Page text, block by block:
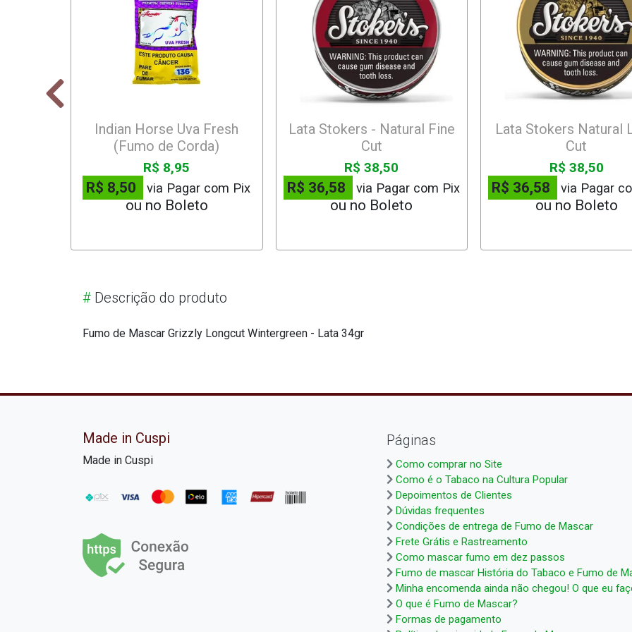
Indian Horse Uva Fresh
(Fumo de Corda)
R$ 8,95
R$ 8,50 via Pagar com Pix
Lata Stokers - Natural Fine
Cut
R$ 38,50
R$ 36,58 via Pagar com Pix
Lata Stokers Natural
Cut
R$ 38,50
R$ 36,58 via Pagar
# Descrição do produto
Fumo de Mascar Grizzly Longcut Wintergreen - Lata 34gr
Páginas
Como comprar no Site
Como é o Tabaco na Cultura Popular
Depoimentos de Clientes
Dúvidas frequentes
Condições de entrega de Fumo de Mascar
Frete Grátis e Rastreamento
Como mascar fumo em dez passos
Fumo de mascar História do Tabaco e Fumo de
Minha encomenda ainda não chegou! O que eu
O que é Fumo de Mascar?
Formas de pagamento
Made in Cuspi
Made in Cuspi